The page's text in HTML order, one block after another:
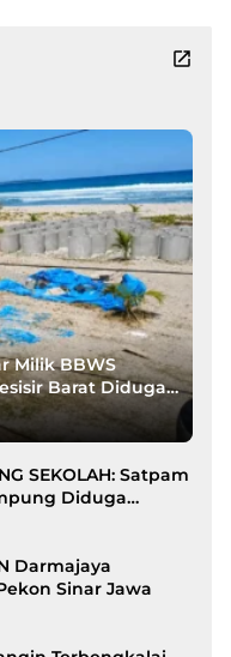
Milik BBWS
Barat Diduga
SEKOLAH: Satpam
Diduga
Darmajaya
Sinar Jawa